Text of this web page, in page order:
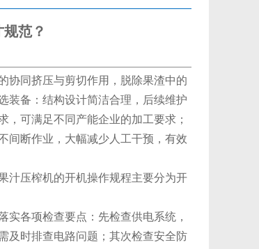
范？
协同挤压与剪切作用，脱除果渣中的
装备：结构设计简洁合理，后续维护
可满足不同产能企业的加工要求；
间断作业，大幅减少人工干预，有效
汁压榨机的开机操作规程主要分为开
各项检查要点：先检查供电系统，
及时排查电路问题；其次检查安全防